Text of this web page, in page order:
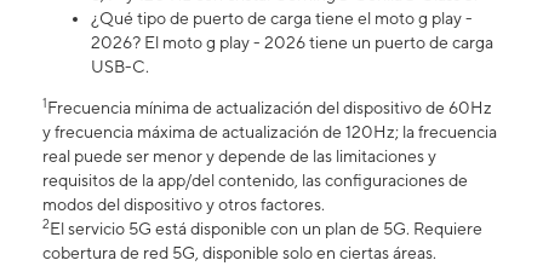
¿Qué tipo de puerto de carga tiene el moto g play -
2026? El moto g play - 2026 tiene un puerto de carga
USB-C.
1Frecuencia mínima de actualización del dispositivo de 60Hz
y frecuencia máxima de actualización de 120Hz; la frecuencia
real puede ser menor y depende de las limitaciones y
requisitos de la app/del contenido, las configuraciones de
modos del dispositivo y otros factores.
2El servicio 5G está disponible con un plan de 5G. Requiere
cobertura de red 5G, disponible solo en ciertas áreas.